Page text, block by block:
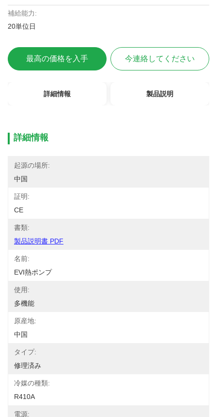
補給能力:
20単位日
最高の価格を入手 今連絡してください
詳細情報 製品説明
詳細情報
起源の場所:
中国
証明:
CE
書類:
製品説明書 PDF
名前:
EVI熱ポンプ
使用:
多機能
原産地:
中国
タイプ:
修理済み
冷媒の種類:
R410A
電源: